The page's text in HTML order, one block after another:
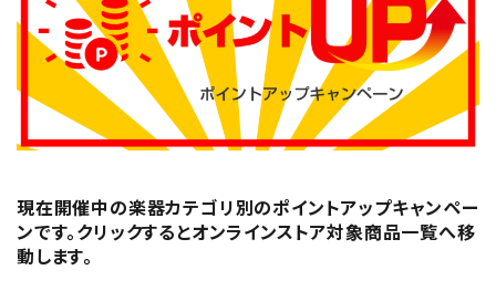
現在開催中の楽器カテゴリ別のポイントアップキャンペー
ンです。クリックするとオンラインストア対象商品一覧へ移
動します。